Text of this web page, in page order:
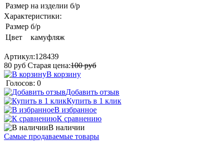
Размер на изделии б/р
Характеристики:
Размер б/р
Цвет
камуфляж
Артикул:128439
80 руб Старая цена:100руб
В корзину
Голосов: 0
Добавить отзыв
Купить в 1 клик
В избранное
К сравнению
В наличии
Самые продаваемые товары